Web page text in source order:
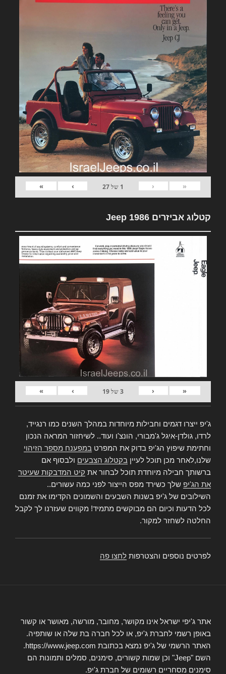
«
‹
1 של27
›
»
קטלוג אביזרים Jeep 1986
«
‹
3של19
›
»
ג'יפ ייצרו דגמים וחבילות מיוחדות במהלך השנים כמו רנגייד,
לרדו, גולדן-איגל ג'מבורי, הונצ'ו ועוד.. לשיחזור המראה הנכון
וחתימת שיפוץ הג'יפ בדוק את המפרט במפענח מספר הזיהוי
שלנו,לאחר מכן תוכל לעיין בקטלוג הצבעים ולבסוף אם
ברשותך חבילה מיוחדת תוכל לבחור את קיט המדבקות שעיטר
את הג'יפ שלך כשירד מפס הייצור לפני כמה עשורים..
השילובים של ג'יפ בשנות השבעים והשמונים הקדימו את זמנם
לכל הדעות וכיום הם מבוקשים מתמיד! מקווים שעזרנו לך לקבל
החלטה לשחזר למקור.
לפרטים נוספים והצטרפות לחצו פה
אתר ג'יפי ישראל אינו מקושר, מחובר, מורשה, מאושר או קשור
באופן רשמי לחברת ג'יפ, או לכל חברה בת שלה או שותפיה.
האתר הרשמי של ג'יפ נמצא בכתובת https://www.jeep.com.
השם "Jeep" וכן שמות קשורים, סימנים, סמלים ותמונות הם
סימנים מסחריים רשומים של חברת ג'יפ.